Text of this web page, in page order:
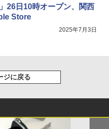
26日10時オープン、関西
Store
2025年7月3日
ジに戻る